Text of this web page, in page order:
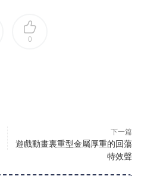
0
下一篇
遊戲動畫裏重型金屬厚重的回蕩
特效聲